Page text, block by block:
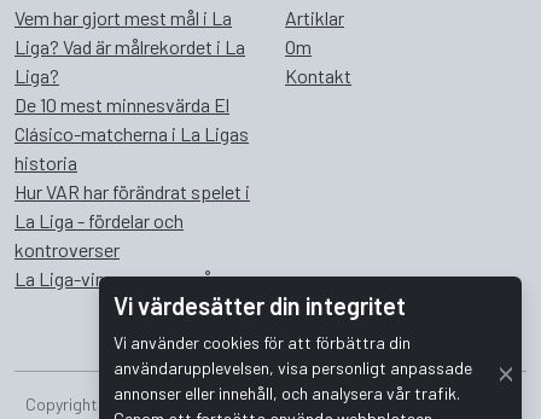
Vi värdesätter din integritet
Vi använder cookies för att förbättra din
användarupplevelsen, visa personligt anpassade
annonser eller innehåll, och analysera vår trafik.
Vem har gjort mest mål i La
Liga? Vad är målrekordet i La
Liga?
De 10 mest minnesvärda El
Clásico-matcherna i La Ligas
historia
Hur VAR har förändrat spelet i
La Liga - fördelar och
kontroverser
La Liga-vinnare genom åren
Artiklar
Om
Kontakt
Copyright © 2026 Bombus Interactive i Sverige AB. Alla rättigheter